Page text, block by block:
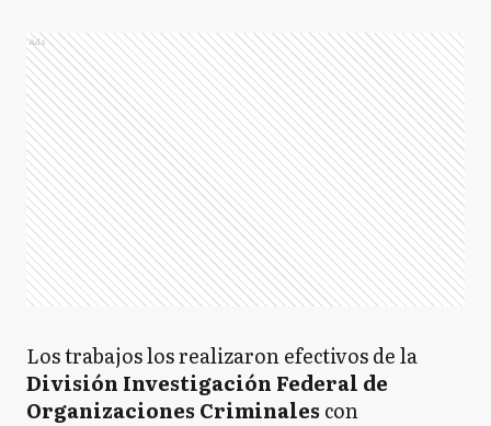
Ads
Los trabajos los realizaron efectivos de la
División Investigación Federal de
Organizaciones Criminales con